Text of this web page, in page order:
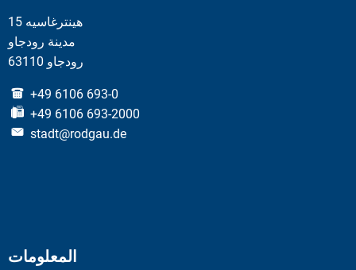
هينترغاسيه 15
مدينة رودجاو
63110 رودجاو
+49 6106 693-0
+49 6106 693-2000
stadt@rodgau.de
المعلومات